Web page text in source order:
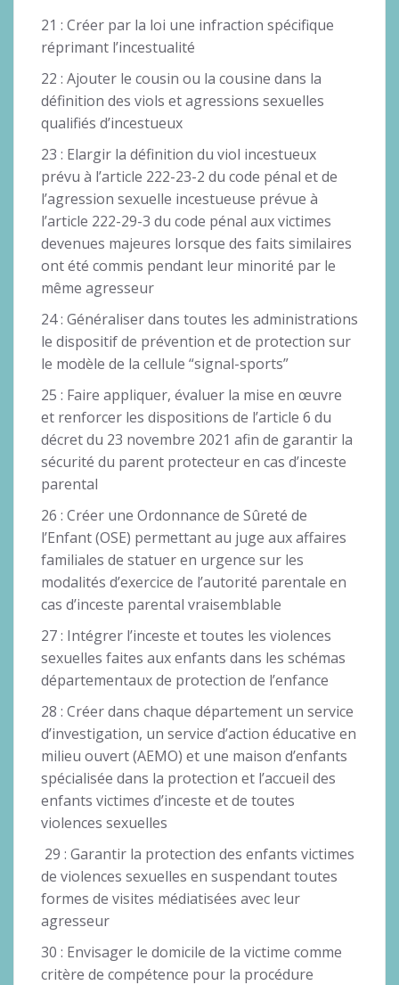
21 : Créer par la loi une infraction spécifique
réprimant l’incestualité
22 : Ajouter le cousin ou la cousine dans la
définition des viols et agressions sexuelles
qualifiés d’incestueux
23 : Elargir la définition du viol incestueux
prévu à l’article 222-23-2 du code pénal et de
l’agression sexuelle incestueuse prévue à
l’article 222-29-3 du code pénal aux victimes
devenues majeures lorsque des faits similaires
ont été commis pendant leur minorité par le
même agresseur
24 : Généraliser dans toutes les administrations
le dispositif de prévention et de protection sur
le modèle de la cellule “signal-sports”
25 : Faire appliquer, évaluer la mise en œuvre
et renforcer les dispositions de l’article 6 du
décret du 23 novembre 2021 afin de garantir la
sécurité du parent protecteur en cas d’inceste
parental
26 : Créer une Ordonnance de Sûreté de
l’Enfant (OSE) permettant au juge aux affaires
familiales de statuer en urgence sur les
modalités d’exercice de l’autorité parentale en
cas d’inceste parental vraisemblable
27 : Intégrer l’inceste et toutes les violences
sexuelles faites aux enfants dans les schémas
départementaux de protection de l’enfance
28 : Créer dans chaque département un service
d’investigation, un service d’action éducative en
milieu ouvert (AEMO) et une maison d’enfants
spécialisée dans la protection et l’accueil des
enfants victimes d’inceste et de toutes
violences sexuelles
29 : Garantir la protection des enfants victimes
de violences sexuelles en suspendant toutes
formes de visites médiatisées avec leur
agresseur
30 : Envisager le domicile de la victime comme
critère de compétence pour la procédure